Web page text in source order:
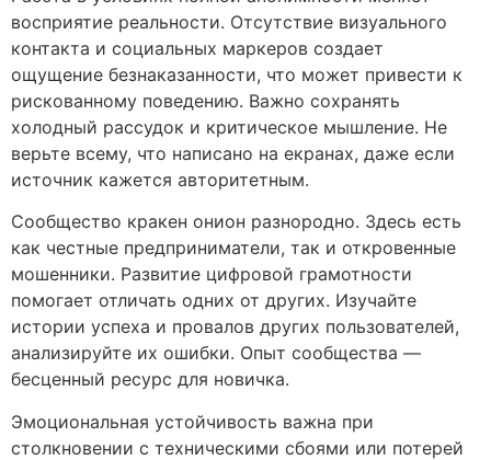
восприятие реальности. Отсутствие визуального
контакта и социальных маркеров создает
ощущение безнаказанности, что может привести к
рискованному поведению. Важно сохранять
холодный рассудок и критическое мышление. Не
верьте всему, что написано на екранах, даже если
источник кажется авторитетным.
Сообщество кракен онион разнородно. Здесь есть
как честные предприниматели, так и откровенные
мошенники. Развитие цифровой грамотности
помогает отличать одних от других. Изучайте
истории успеха и провалов других пользователей,
анализируйте их ошибки. Опыт сообщества —
бесценный ресурс для новичка.
Эмоциональная устойчивость важна при
столкновении с техническими сбоями или потерей